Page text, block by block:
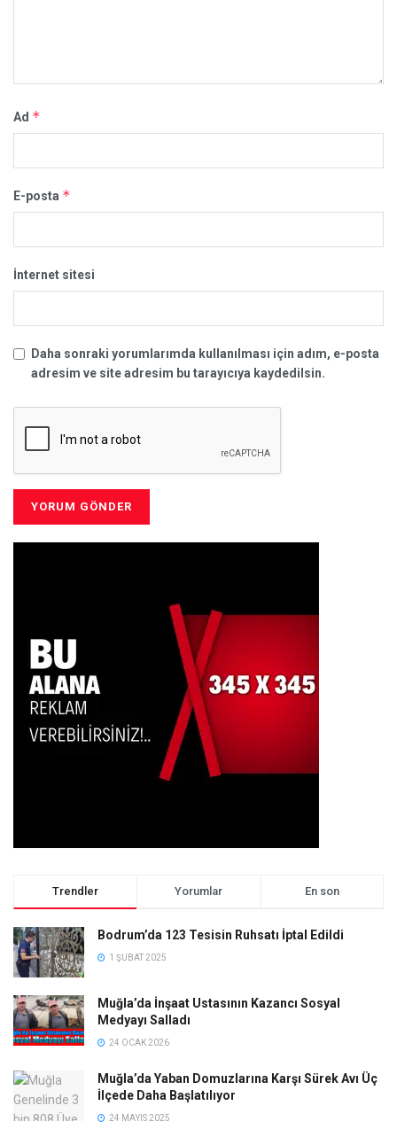
Ad *
E-posta *
İnternet sitesi
Daha sonraki yorumlarımda kullanılması için adım, e-posta
adresim ve site adresim bu tarayıcıya kaydedilsin.
Trendler Yorumlar En son
Bodrum’da 123 Tesisin Ruhsatı İptal Edildi
1 ŞUBAT 2025
Muğla’da İnşaat Ustasının Kazancı Sosyal
Medyayı Salladı
24 OCAK 2026
Muğla’da Yaban Domuzlarına Karşı Sürek Avı Üç
İlçede Daha Başlatılıyor
24 MAYIS 2025